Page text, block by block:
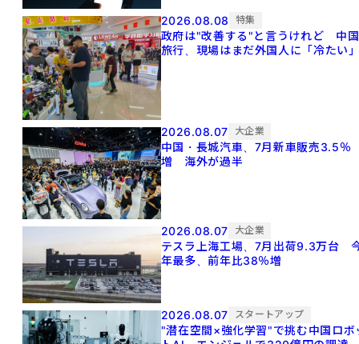
2026.08.08 特集
政府は"改善する"と言うけれど 中国
旅行、現場はまだ外国人に「冷たい
2026.08.07 大企業
中国・長城汽車、7月新車販売3.5％
増 海外が過半
2026.08.07 大企業
テスラ上海工場、7月出荷9.3万台
年最多、前年比38％増
2026.08.07 スタートアップ
"潜在空間×強化学習"で挑む中国ロボ